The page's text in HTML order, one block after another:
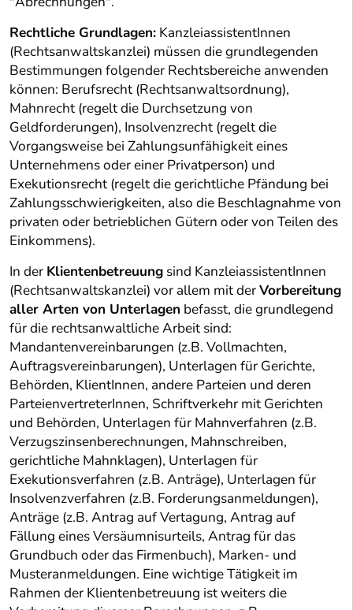
Rechtliche Grundlagen: KanzleiassistentInnen
(Rechtsanwaltskanzlei) müssen die grundlegenden
Bestimmungen folgender Rechtsbereiche anwenden
können: Berufsrecht (Rechtsanwaltsordnung),
Mahnrecht (regelt die Durchsetzung von
Geldforderungen), Insolvenzrecht (regelt die
Vorgangsweise bei Zahlungsunfähigkeit eines
Unternehmens oder einer Privatperson) und
Exekutionsrecht (regelt die gerichtliche Pfändung bei
Zahlungsschwierigkeiten, also die Beschlagnahme von
privaten oder betrieblichen Gütern oder von Teilen des
Einkommens).
In der Klientenbetreuung sind KanzleiassistentInnen
(Rechtsanwaltskanzlei) vor allem mit derVorbereitung
aller Arten von Unterlagen befasst, die grundlegend
für die rechtsanwaltliche Arbeit sind:
Mandantenvereinbarungen (z.B. Vollmachten,
Auftragsvereinbarungen), Unterlagen für Gerichte,
Behörden, KlientInnen, andere Parteien und deren
ParteienvertreterInnen, Schriftverkehr mit Gerichten
und Behörden, Unterlagen für Mahnverfahren (z.B.
Verzugszinsenberechnungen, Mahnschreiben,
gerichtliche Mahnklagen), Unterlagen für
Exekutionsverfahren (z.B. Anträge), Unterlagen für
Insolvenzverfahren (z.B. Forderungsanmeldungen),
Anträge (z.B. Antrag auf Vertagung, Antrag auf
Fällung eines Versäumnisurteils, Antrag für das
Grundbuch oder das Firmenbuch), Marken- und
Musteranmeldungen. Eine wichtige Tätigkeit im
Rahmen der Klientenbetreuung ist weiters die